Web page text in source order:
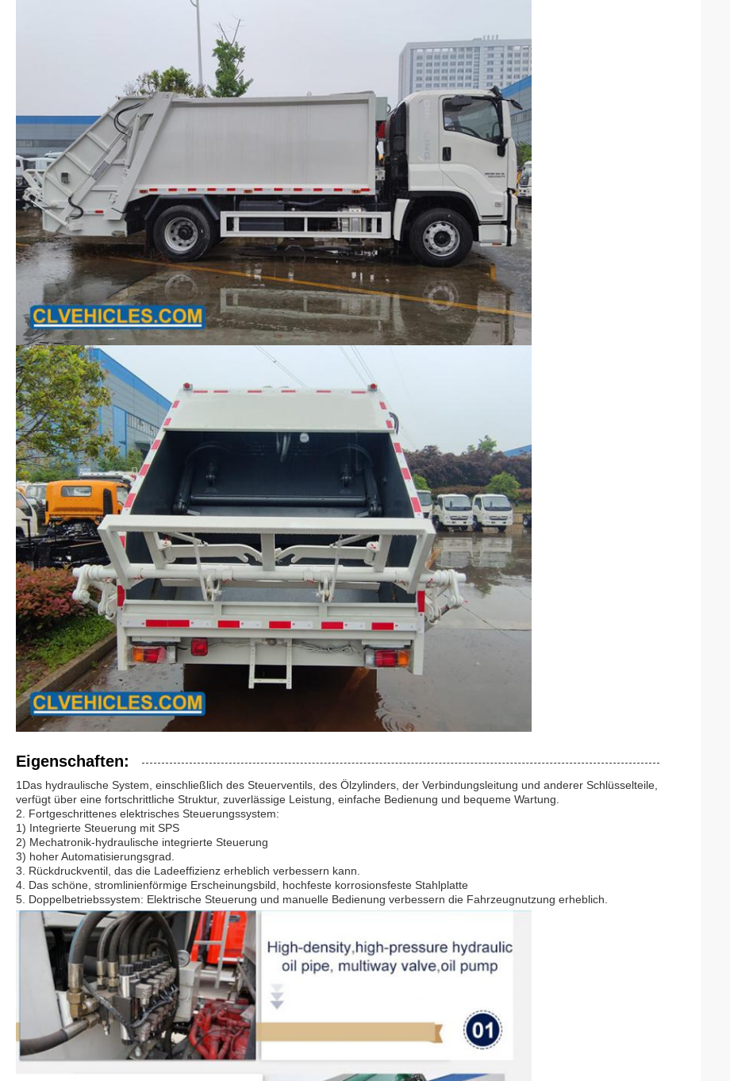
Eigenschaften:
1Das hydraulische System, einschließlich des Steuerventils, des Ölzylinders, der Verbindungsleitung und anderer Schlüsselteile,
verfügt über eine fortschrittliche Struktur, zuverlässige Leistung, einfache Bedienung und bequeme Wartung.
2. Fortgeschrittenes elektrisches Steuerungssystem:
1) Integrierte Steuerung mit SPS
2) Mechatronik-hydraulische integrierte Steuerung
3) hoher Automatisierungsgrad.
3. Rückdruckventil, das die Ladeeffizienz erheblich verbessern kann.
4. Das schöne, stromlinienförmige Erscheinungsbild, hochfeste korrosionsfeste Stahlplatte
5. Doppelbetriebssystem: Elektrische Steuerung und manuelle Bedienung verbessern die Fahrzeugnutzung erheblich.